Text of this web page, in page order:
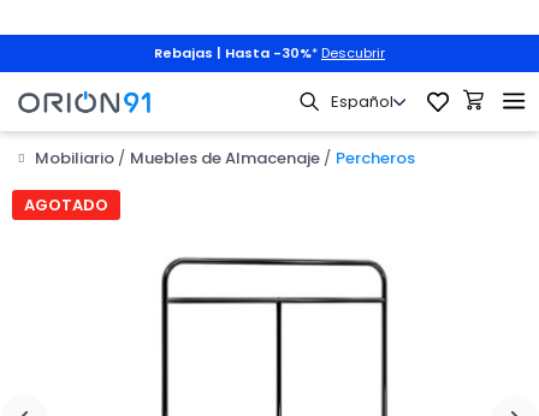
Rebajas | Hasta -30%* Descubrir
Mobiliario Muebles de Almacenaje Percheros
AGOTADO